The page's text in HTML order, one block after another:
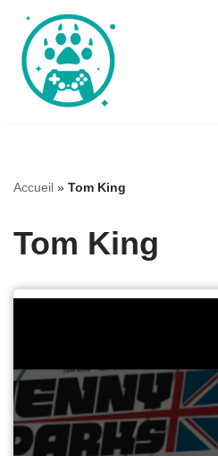
Aller
au
contenu
Accueil » Tom King
Tom King